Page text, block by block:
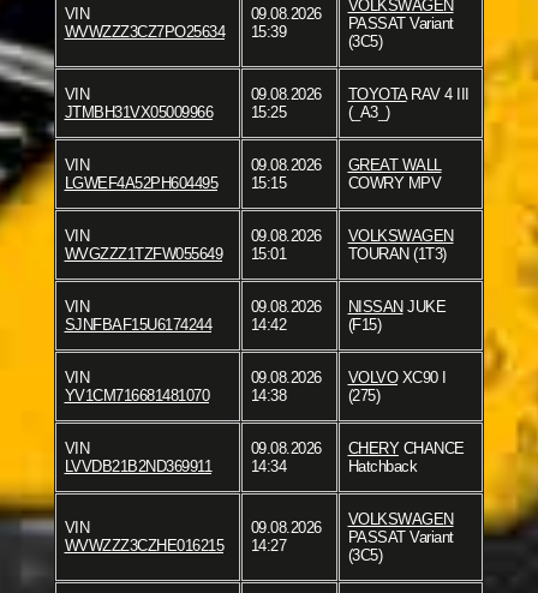
VIN
WVWZZZ3CZ7PO25634
09.08.2026
15:39
VOLKSWAGEN
PASSAT Variant
(3C5)
VIN
JTMBH31VX05009966
09.08.2026
15:25
TOYOTARAV 4 III
(_A3_)
VIN
LGWEF4A52PH604495
09.08.2026
15:15
GREAT WALL
COWRY MPV
VIN
WVGZZZ1TZFW055649
09.08.2026
15:01
VOLKSWAGEN
TOURAN (1T3)
VIN
SJNFBAF15U6174244
09.08.2026
14:42
NISSAN JUKE
(F15)
VIN
YV1CM716681481070
09.08.2026
14:38
VOLVOXC90 I
(275)
VIN
LVVDB21B2ND369911
09.08.2026
14:34
CHERYCHANCE
Hatchback
VIN
WVWZZZ3CZHE016215
09.08.2026
14:27
VOLKSWAGEN
PASSAT Variant
(3C5)